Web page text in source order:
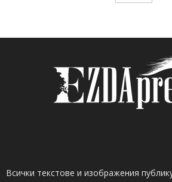
Всички текстове и изображения